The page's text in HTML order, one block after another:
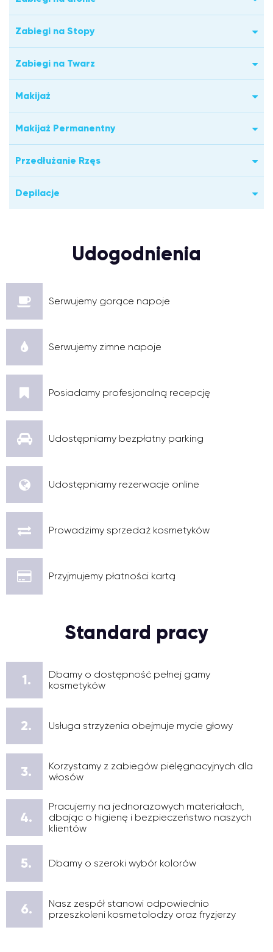
Zabiegi na Stopy
Zabiegi na Twarz
Makijaż
Makijaż Permanentny
Przedłużanie Rzęs
Depilacje
Udogodnienia
Serwujemy gorące napoje
Serwujemy zimne napoje
Posiadamy profesjonalną recepcję
Udostępniamy bezpłatny parking
Udostępniamy rezerwacje online
Prowadzimy sprzedaż kosmetyków
Przyjmujemy płatności kartą
Standard pracy
1.
Dbamy o dostępność pełnej gamy
kosmetyków
2. Usługa strzyżenia obejmuje mycie głowy
3.
Korzystamy z zabiegów pielęgnacyjnych dla
włosów
4.
Pracujemy na jednorazowych materiałach,
dbając o higienę i bezpieczeństwo naszych
klientów
5. Dbamy o szeroki wybór kolorów
6.
Nasz zespół stanowi odpowiednio
przeszkoleni kosmetolodzy oraz fryzjerzy